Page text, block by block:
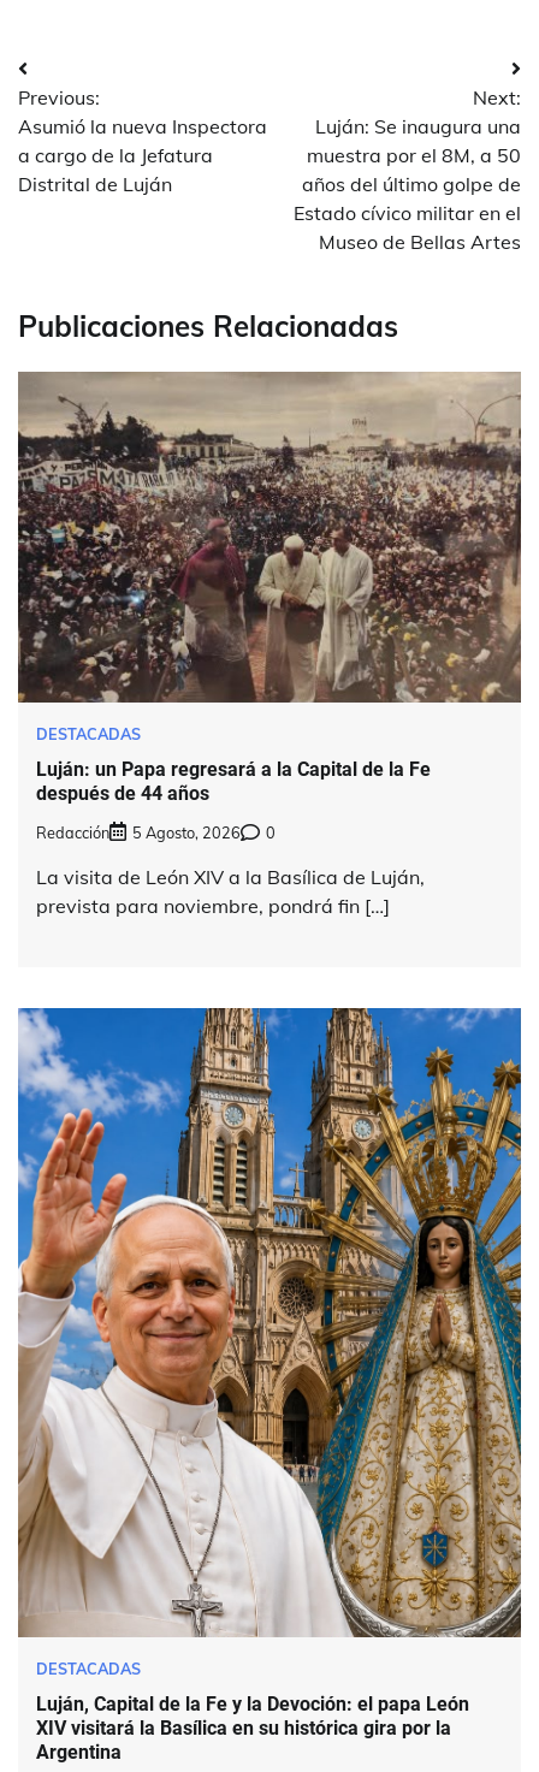
Navegación
de
entradas
Previous:
Asumió la nueva Inspectora
a cargo de la Jefatura
Distrital de Luján
Next:
Luján: Se inaugura una
muestra por el 8M, a 50
años del último golpe de
Estado cívico militar en el
Museo de Bellas Artes
Publicaciones Relacionadas
DESTACADAS
Luján: un Papa regresará a la Capital de la Fe
después de 44 años
Redacción 5 Agosto, 2026 0
La visita de León XIV a la Basílica de Luján,
prevista para noviembre, pondrá fin […]
DESTACADAS
Luján, Capital de la Fe y la Devoción: el papa León
XIV visitará la Basílica en su histórica gira por la
Argentina